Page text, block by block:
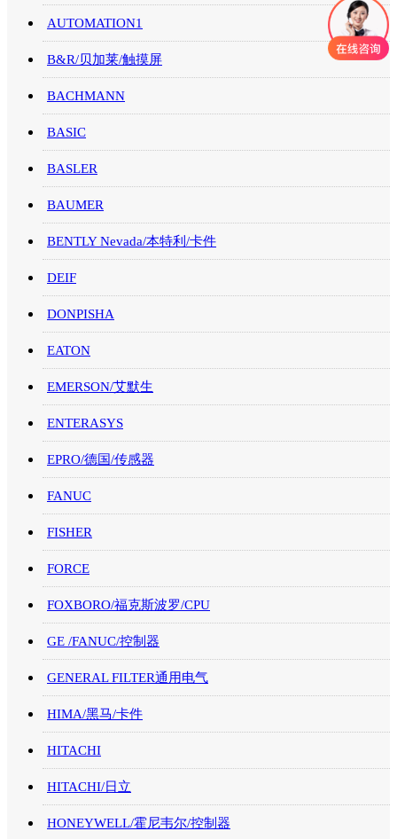
AUTOMATION1
B&R/贝加莱/触摸屏
BACHMANN
BASIC
BASLER
BAUMER
BENTLY Nevada/本特利/卡件
DEIF
DONPISHA
EATON
EMERSON/艾默生
ENTERASYS
EPRO/德国/传感器
FANUC
FISHER
FORCE
FOXBORO/福克斯波罗/CPU
GE /FANUC/控制器
GENERAL FILTER通用电气
HIMA/黑马/卡件
HITACHI
HITACHI/日立
HONEYWELL/霍尼韦尔/控制器